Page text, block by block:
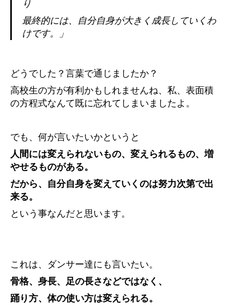
り
最終的には、自分自身が大きく成長していくわ
けです。」
どうでした？言葉で通じましたか？
高校生の方が有利かもしれませんね、私、表面積
の方程式なんて既に忘れてしまいましたよ。
でも、何が言いたいかというと
人間には変えられないもの、変えられるもの、増
やせるものがある。
だから、自分自身を変えていくのは努力次第で出
来る。
という事なんだと思います。
これは、ダンサー達にも言いたい。
骨格、身長、足の長さなどではなく、
踊り方、体の使い方は変えられる。